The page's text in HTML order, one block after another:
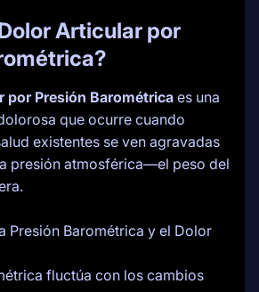
Articular por
por Presión Barométrica es una
que ocurre cuando
existentes se ven agravadas
presión atmosférica—el peso del
Presión Barométrica y el Dolor
fluctúa con los cambios